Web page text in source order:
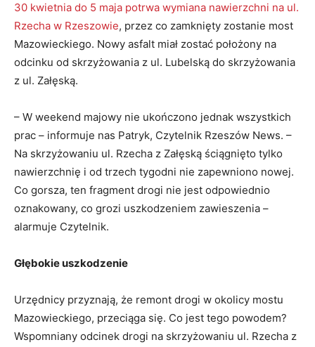
30 kwietnia do 5 maja potrwa wymiana nawierzchni na ul.
Rzecha w Rzeszowie, przez co zamknięty zostanie most
Mazowieckiego. Nowy asfalt miał zostać położony na
odcinku od skrzyżowania z ul. Lubelską do skrzyżowania
z ul. Załęską.
– W weekend majowy nie ukończono jednak wszystkich
prac – informuje nas Patryk, Czytelnik Rzeszów News. –
Na skrzyżowaniu ul. Rzecha z Załęską ściągnięto tylko
nawierzchnię i od trzech tygodni nie zapewniono nowej.
Co gorsza, ten fragment drogi nie jest odpowiednio
oznakowany, co grozi uszkodzeniem zawieszenia –
alarmuje Czytelnik.
Głębokie uszkodzenie
Urzędnicy przyznają, że remont drogi w okolicy mostu
Mazowieckiego, przeciąga się. Co jest tego powodem?
Wspomniany odcinek drogi na skrzyżowaniu ul. Rzecha z